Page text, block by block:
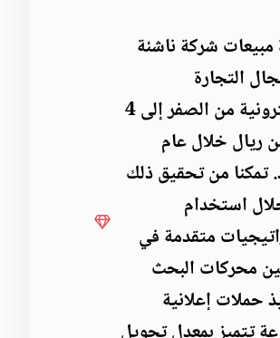
مبيعات شركة ناشئة
التجارة
الإلكترونية من الصفر إلى 4
ريال خلال عام
تمكنا من تحقيق ذلك
استخدام
متقدمة في
محركات البحث
حملات إعلانية
Copyright: © 2024 Gulf Media